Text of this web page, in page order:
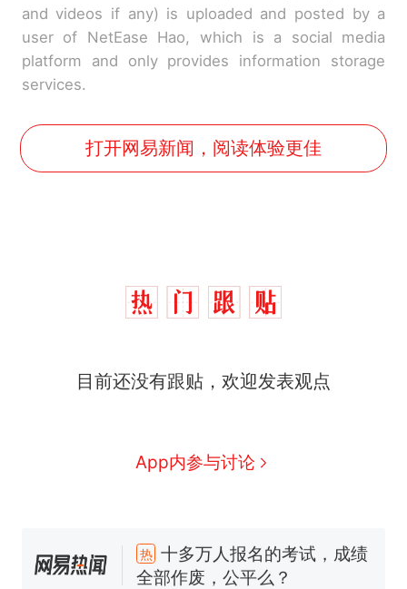
and videos if any) is uploaded and posted by a
user of NetEase Hao, which is a social media
platform and only provides information storage
services.
打开网易新闻，阅读体验更佳
目前还没有跟贴，欢迎发表观点
App内参与讨论
热 十多万人报名的考试，成绩
全部作废，公平么？